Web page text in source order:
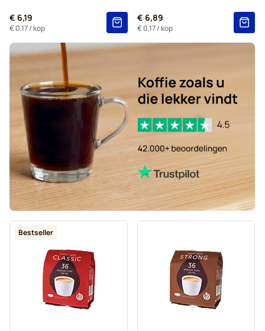
Kaffekapslen voor Senseo®
€ 6,19
€ 0,17/ kop
€ 6,89
€ 0,17/ kop
Bestseller